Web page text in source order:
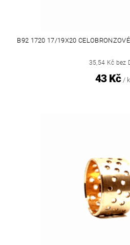
B92 1720 17/19X20
35,54 Kč bez
43 Kč /